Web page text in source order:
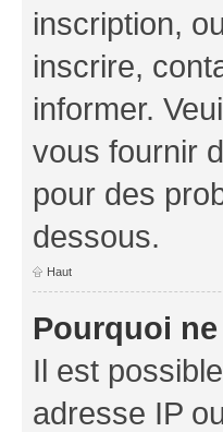
inscription,
inscrire,
informer.
vous fournir
pour des
dessous.
Haut
Pourquoi
Il est
adresse IP